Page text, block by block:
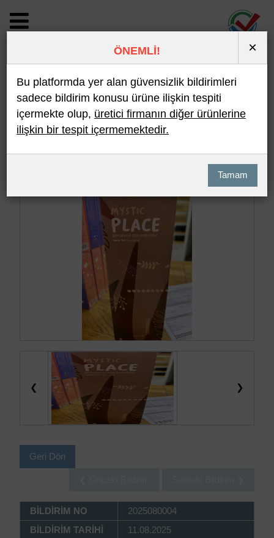
BİLDİRİM DETAYI
Son 10 Bildirim En Çok İncelenen
❮ ❯
Geri Dön
BİLDİRİM NO
2025080004
BİLDİRİM TARİHİ
11.08.2025
ÖNEMLİ! ×
Bu platformda yer alan güvensizlik bildirimleri
sadece bildirim konusu ürüne ilişkin tespiti
içermekte olup, üretici firmanın diğer ürünlerine
ilişkin bir tespit içermemektedir.
Tamam